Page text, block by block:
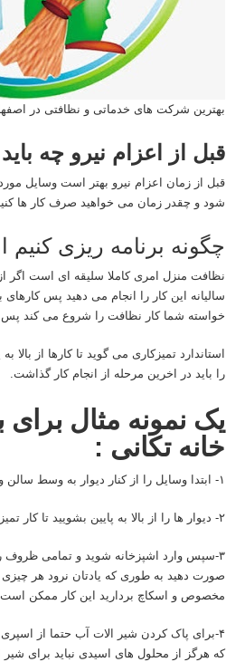
بهترین شرکت های خدماتی و نظافتی در
قبل از اعزام نیرو چه
قبل از زمان اعزام نیرو بهتر است وسایل مورد
شود و چقدر زمان می خواهید صرف کار ها
چگونه برنامه ریزی
نظافت منزل امری کاملا سلیقه ای است اگر
سالیانه این کار را انجام می دهید پس
خواسته شما کار نظافت را شروع می کند پس
استاندارد تمیزکاری می گوید تا کارها از
را باید در اخرین مرحله از انجام کار گذاشت.
یک نمونه مثال برای
خانه تکانی :
۱- ابتدا وسایل را از کنار دیوار به وسط سالن و اتاق هدایت کنید.
۲- دیوار ها را از بالا به پایین بشویید تا کار تمیز شدن دیوار ها تمام شود
۳-سپس وارد اشپزخانه شوید و تمامی ظروف
صورت دهید به طوری که یادتان نرود هر
مخصوص و اسکاچ بردارید این کار ممکن است
۴-برای پاک کردن شیر الات آب حتما از
که هرگز از محلول های اسیدی نباید برای شیر